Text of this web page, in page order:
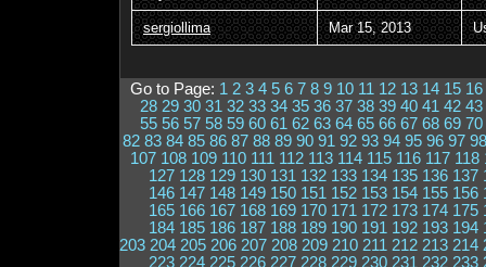
sergiollima Mar 15, 2013
Go to Page: 1 2 3 4 5 6 7 8 9 10 11 12 13 14 15 16
28 29 30 31 32 33 34 35 36 37 38 39 40 41 42 43
55 56 57 58 59 60 61 62 63 64 65 66 67 68 69 70
82 83 84 85 86 87 88 89 90 91 92 93 94 95 96 97 98
107 108 109 110 111 112 113 114 115 116 117 118
127 128 129 130 131 132 133 134 135 136 137
146 147 148 149 150 151 152 153 154 155 156
165 166 167 168 169 170 171 172 173 174 175
184 185 186 187 188 189 190 191 192 193 194
203 204 205 206 207 208 209 210 211 212 213 214
223 224 225 226 227 228 229 230 231 232 233